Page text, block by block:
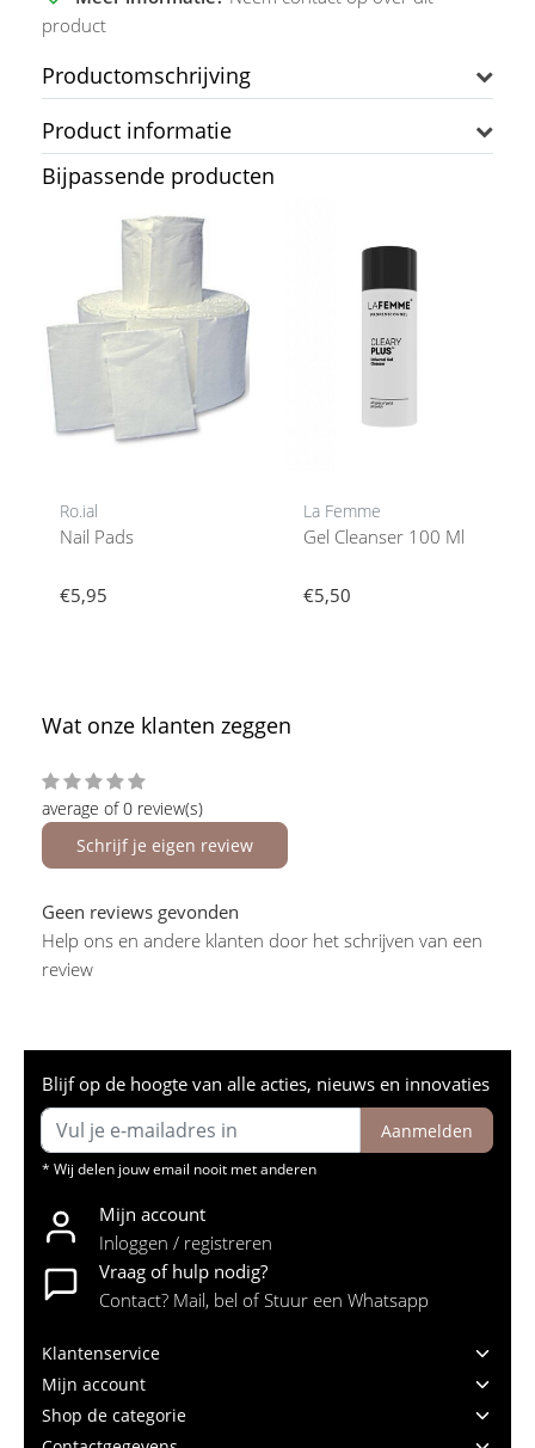
product
Productomschrijving
Product informatie
Bijpassende producten
Ro.ial
Nail Pads
€5,95
La Femme
Gel Cleanser 100 Ml
€5,50
Wat onze klanten zeggen
average of 0 review(s)
Schrijf je eigen review
Geen reviews gevonden
Help ons en andere klanten door het schrijven van een
review
Blijf op de hoogte van alle acties, nieuws en innovaties
Aanmelden
* Wij delen jouw email nooit met anderen
Mijn account
Inloggen / registreren
Vraag of hulp nodig?
Contact? Mail, bel of Stuur een Whatsapp
Klantenservice
Mijn account
Shop de categorie